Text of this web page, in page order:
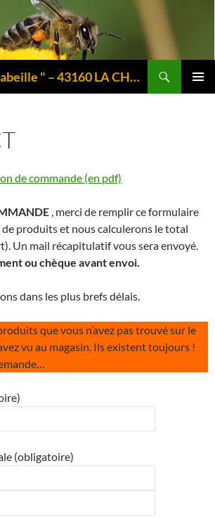
"Les délices d'Is-abeille " – 43160 LA CHAISE-DIEU – Auvergne
de commande (en pdf)
, merci de remplir ce formulaire
produits et nous calculerons le total
Un mail récapitulatif vous sera envoyé.
ou chèque avant envoi.
dans les plus brefs délais.
que vous n’avez pas trouvé sur le
vu au magasin. Ils existent toujours !
(obligatoire)